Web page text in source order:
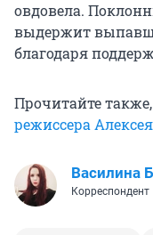
овдовела.
выдержит
благодаря
Прочитайте
режиссера
Василина
Корреспондент